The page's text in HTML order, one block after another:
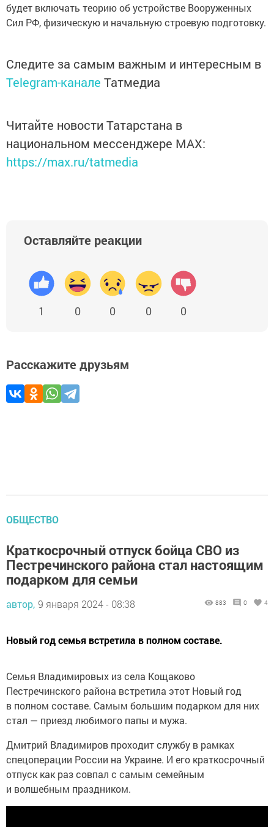
будет включать теорию об устройстве Вооруженных
Сил РФ, физическую и начальную строевую подготовку.
Следите за самым важным и интересным в
Telegram-канале Татмедиа
Читайте новости Татарстана в
национальном мессенджере MАХ:
https://max.ru/tatmedia
Оставляйте реакции
1 0 0 0 0
Расскажите друзьям
ОБЩЕСТВО
Краткосрочный отпуск бойца СВО из
Пестречинского района стал настоящим
подарком для семьи
автор, 9 января 2024 - 08:38 883 0 4
Новый год семья встретила в полном составе.
Семья Владимировых из села Кощаково
Пестречинского района встретила этот Новый год
в полном составе. Самым большим подарком для них
стал — приезд любимого папы и мужа.
Дмитрий Владимиров проходит службу в рамках
спецоперации России на Украине. И его краткосрочный
отпуск как раз совпал с самым семейным
и волшебным праздником.